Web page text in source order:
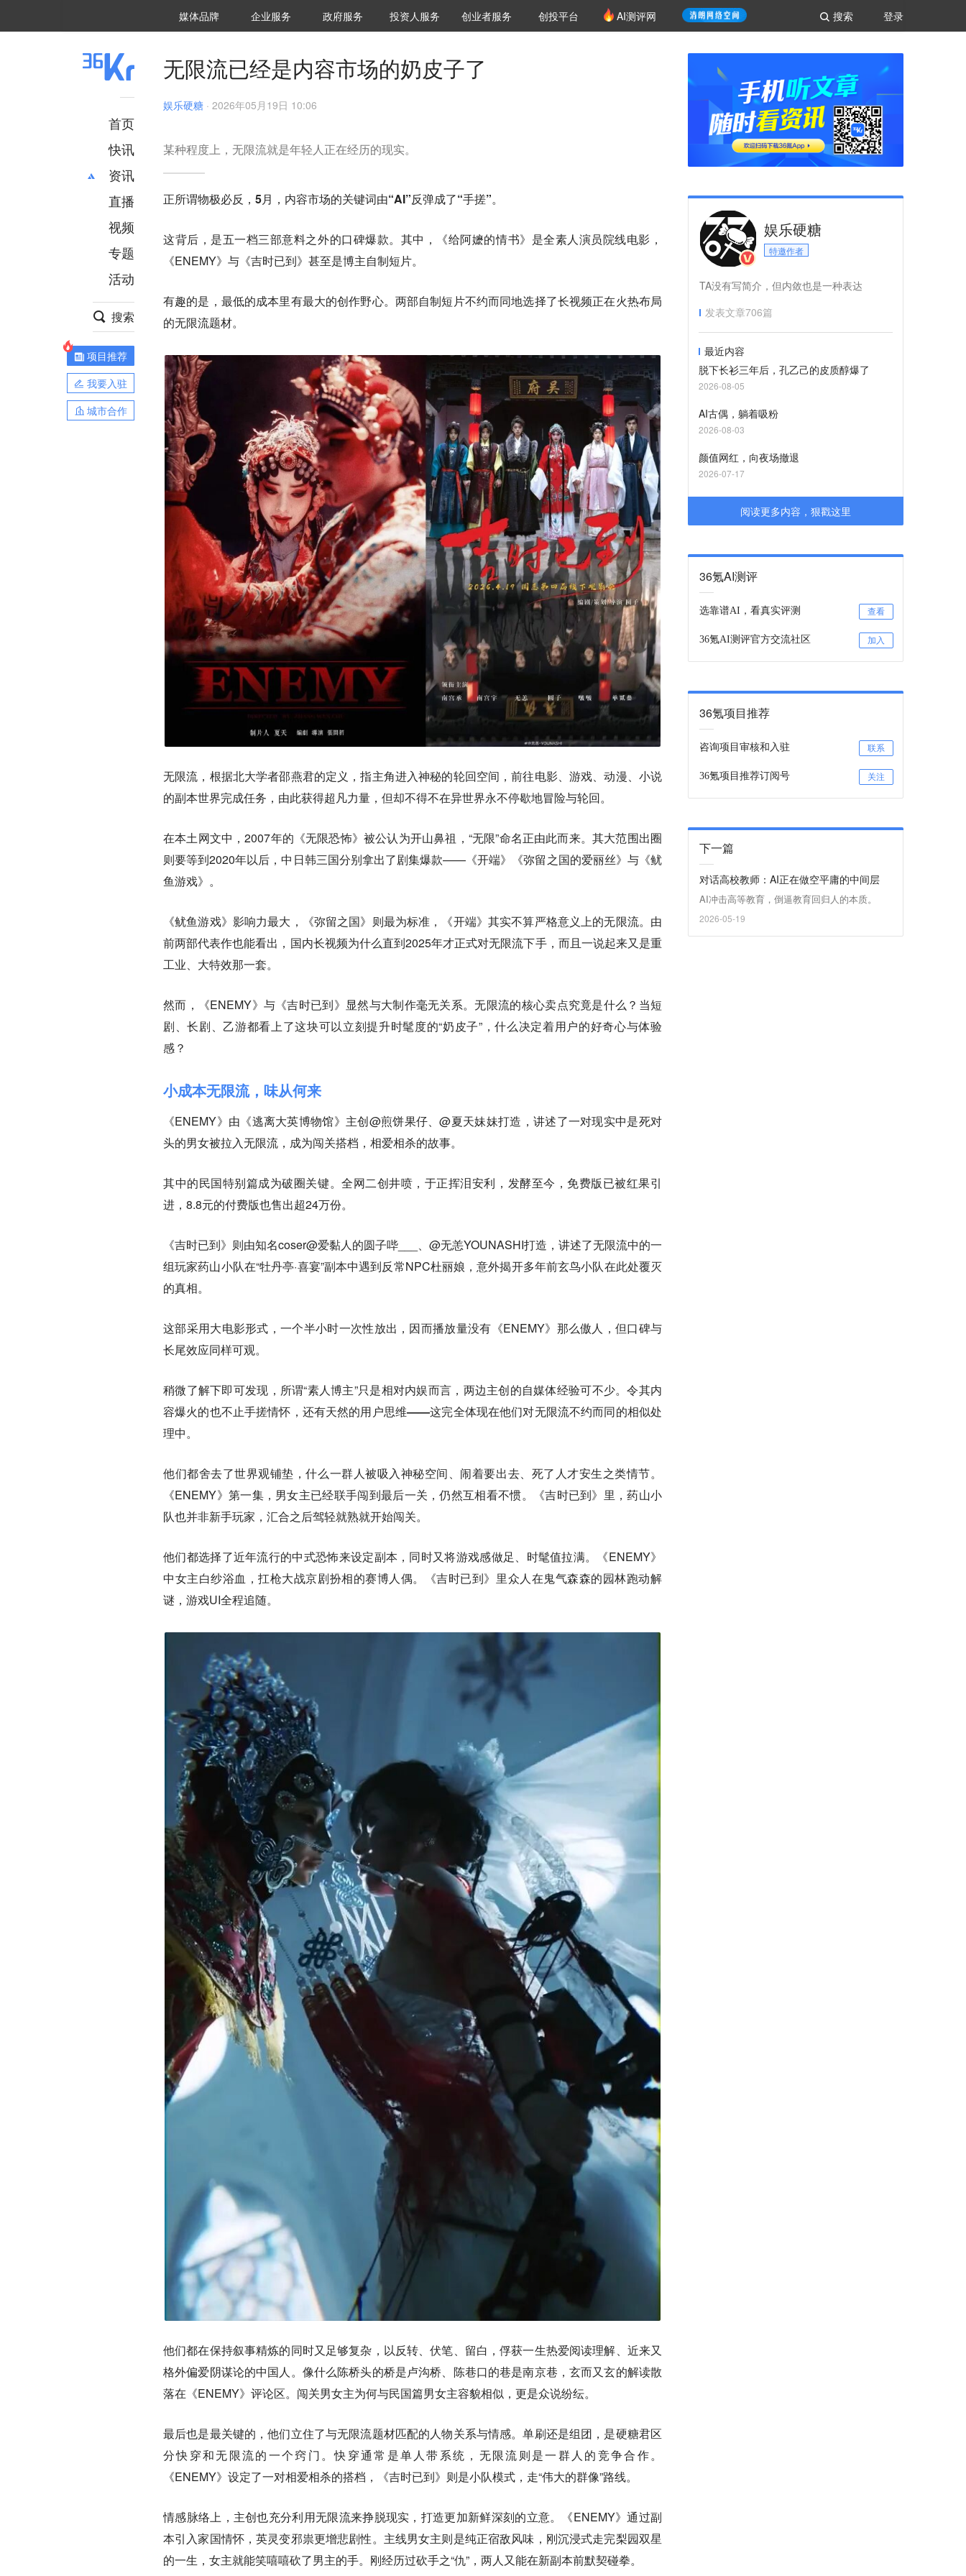
登录
搜索
媒体品牌 36Kr研究院
企业服务 城市之窗
政府服务 VClub投资机构库
投资机构职位推介
投资人服务 创投氪堂
创业者服务 创投平台 AI测评网
首页
快讯
资讯
推荐
财经
项目推荐
安徽
直播
视频
专题
活动
搜索
项目推荐
我要入驻
城市合作
无限流已经是内容市场的奶皮子了
娱乐硬糖 · 2026年05月19日 10:06
某种程度上，无限流就是年轻人正在经历的现实。
正所谓物极必反， 5月，内容市场的关键词由“AI”反弹成了“手搓”。
这背后，是五一档三部意料之外的口碑爆款。其中，《给阿嬷的情书》是全素人演员院线电影，
《ENEMY》与《吉时已到》甚至是博主自制短片。
有趣的是，最低的成本里有最大的创作野心。两部自制短片不约而同地选择了长视频正在火热布局
的无限流题材。
无限流，根据北大学者邵燕君的定义，指主角进入神秘的轮回空间，前往电影、游戏、动漫、小说
的副本世界完成任务，由此获得超凡力量，但却不得不在异世界永不停歇地冒险与轮回。
在本土网文中，2007年的《无限恐怖》被公认为开山鼻祖，“无限”命名正由此而来。其大范围出圈
则要等到2020年以后，中日韩三国分别拿出了剧集爆款——《开端》《弥留之国的爱丽丝》与《鱿
鱼游戏》。
《鱿鱼游戏》影响力最大，《弥留之国》则最为标准，《开端》其实不算严格意义上的无限流。由
前两部代表作也能看出，国内长视频为什么直到2025年才正式对无限流下手，而且一说起来又是重
工业、大特效那一套。
然而，《ENEMY》与《吉时已到》显然与大制作毫无关系。无限流的核心卖点究竟是什么？当短
剧、长剧、乙游都看上了这块可以立刻提升时髦度的“奶皮子”，什么决定着用户的好奇心与体验
感？
小成本无限流，味从何来
《ENEMY》由《逃离大英博物馆》主创@煎饼果仔、@夏天妹妹打造，讲述了一对现实中是死对
头的男女被拉入无限流，成为闯关搭档，相爱相杀的故事。
其中的民国特别篇成为破圈关键。全网二创井喷，于正挥泪安利，发酵至今，免费版已被红果引
进，8.8元的付费版也售出超24万份。
《吉时已到》则由知名coser@爱黏人的圆子哔___、@无恙YOUNASHI打造，讲述了无限流中的一
组玩家药山小队在“牡丹亭·喜宴”副本中遇到反常NPC杜丽娘，意外揭开多年前玄鸟小队在此处覆灭
的真相。
这部采用大电影形式，一个半小时一次性放出，因而播放量没有《ENEMY》那么傲人，但口碑与
长尾效应同样可观。
稍微了解下即可发现，所谓“素人博主”只是相对内娱而言，两边主创的自媒体经验可不少。令其内
容爆火的也不止手搓情怀，还有天然的用户思维——这完全体现在他们对无限流不约而同的相似处
理中。
他们都舍去了世界观铺垫，什么一群人被吸入神秘空间、闹着要出去、死了人才安生之类情节。
《ENEMY》第一集，男女主已经联手闯到最后一关，仍然互相看不惯。《吉时已到》里，药山小
队也并非新手玩家，汇合之后驾轻就熟就开始闯关。
他们都选择了近年流行的中式恐怖来设定副本，同时又将游戏感做足、时髦值拉满。《ENEMY》
中女主白纱浴血，扛枪大战京剧扮相的赛博人偶。《吉时已到》里众人在鬼气森森的园林跑动解
谜，游戏UI全程追随。
他们都在保持叙事精炼的同时又足够复杂，以反转、伏笔、留白，俘获一生热爱阅读理解、近来又
格外偏爱阴谋论的中国人。 像什么陈桥头的桥是卢沟桥、陈巷口的巷是南京巷，玄而又玄的解读散
落在《ENEMY》评论区。闯关男女主为何与民国篇男女主容貌相似，更是众说纷纭。
最后也是最关键的，他们立住了与无限流题材匹配的人物关系与情感。单刷还是组团，是硬糖君区
分快穿和无限流的一个窍门。快穿通常是单人带系统，无限流则是一群人的竞争合作。
《ENEMY》设定了一对相爱相杀的搭档，《吉时已到》则是小队模式，走“伟大的群像”路线。
情感脉络上，主创也充分利用无限流来挣脱现实，打造更加新鲜深刻的立意。《ENEMY》通过副
本引入家国情怀，英灵变邪祟更增悲剧性。主线男女主则是纯正宿敌风味，刚沉浸式走完梨园双星
的一生，女主就能笑嘻嘻砍了男主的手。刚经历过砍手之“仇”，两人又能在新副本前默契碰拳。
娱乐硬糖
特邀作者
TA没有写简介，但内敛也是一种表达
发表文章706篇
最近内容
脱下长衫三年后，孔乙己的皮质醇爆了
2026-08-05
AI古偶，躺着吸粉
2026-08-03
颜值网红，向夜场撤退
2026-07-17
阅读更多内容，狠戳这里
36氪AI测评
选靠谱AI，看真实评测 查看
36氪AI测评官方交流社区 加入
36氪项目推荐
咨询项目审核和入驻 联系
36氪项目推荐订阅号 关注
下一篇
对话高校教师：AI正在做空平庸的中间层
AI冲击高等教育，倒逼教育回归人的本质。
2026-05-19